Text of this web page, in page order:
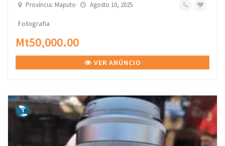
Província: Maputo Agosto 10, 2025
Fotografia
Mt50,000.00
VER ANÚNCIO